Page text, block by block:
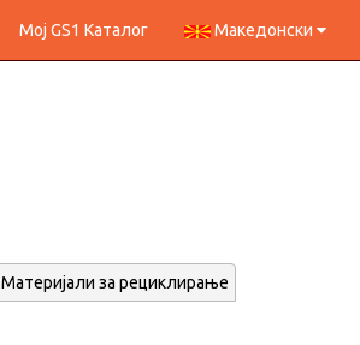
Мој GS1 Каталог Македонски
Материјали за рециклирање